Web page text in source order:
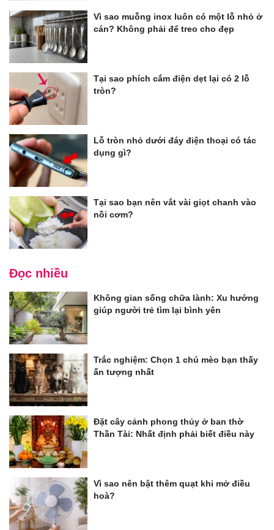
Vì sao muỗng inox luôn có một lỗ nhỏ ở
cán? Không phải để treo cho đẹp
Tại sao phích cắm điện dẹt lại có 2 lỗ
tròn?
Lỗ tròn nhỏ dưới đáy điện thoại có tác
dụng gì?
Tại sao bạn nên vắt vài giọt chanh vào
nồi cơm?
Đọc nhiều
Không gian sống chữa lành: Xu hướng
giúp người trẻ tìm lại bình yên
Trắc nghiệm: Chọn 1 chú mèo bạn thấy
ấn tượng nhất
Đặt cây cảnh phong thủy ở ban thờ
Thần Tài: Nhất định phải biết điều này
Vì sao nên bật thêm quạt khi mở điều
hoà?